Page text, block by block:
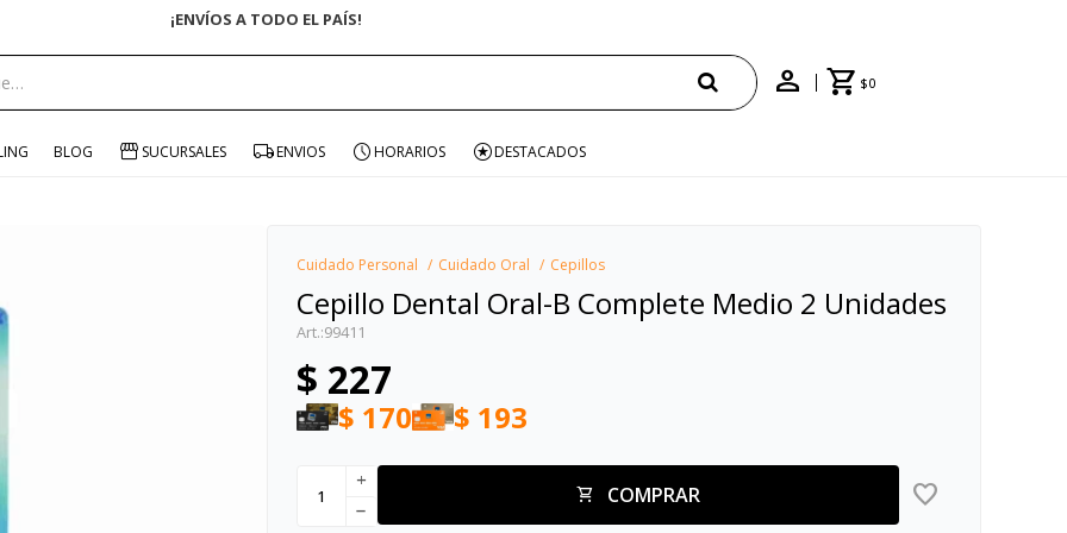
ENVÍO GRATIS EN COMPRAS +$1500 CON CUPÓN "ENVÍO"
$0
BLOG SUCURSALES ENVIOS HORARIOS DESTACADOS
Cuidado Personal Cuidado Oral Cepillos
Cepillo Dental Oral-B Complete Medio 2 Unidades
99411
$ 227
$ 170 $ 193
COMPRAR
add
remove